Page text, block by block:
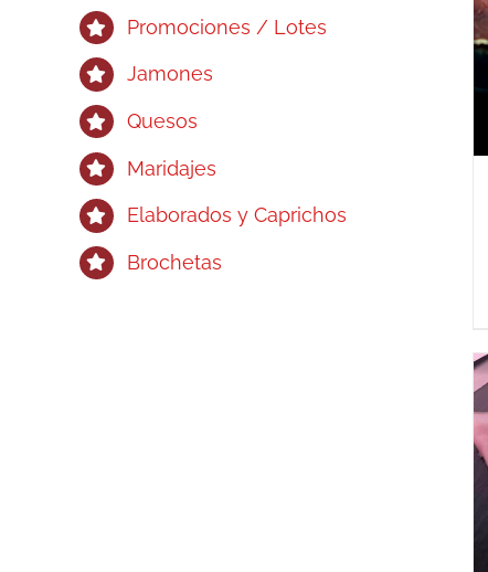
Promociones / Lotes
Jamones
Quesos
Maridajes
Elaborados y Caprichos
Brochetas